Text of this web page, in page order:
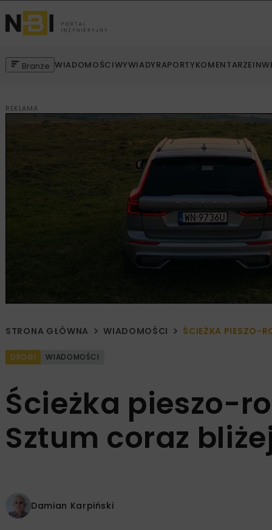
Branże WIADOMOŚCIWYWIADYRAPORTYKOMENTARZE
REKLAMA
STRONA GŁÓWNA WIADOMOŚCI ŚCIEŻKA PIESZO-
DROGI WIADOMOŚCI
Ścieżka pieszo-
Sztum coraz
Damian Karpiński